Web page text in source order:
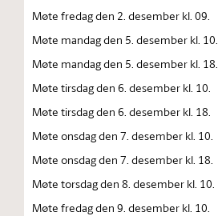
Møte fredag den 2. desember kl. 09.
Møte mandag den 5. desember kl. 10.
Møte mandag den 5. desember kl. 18.
Møte tirsdag den 6. desember kl. 10.
Møte tirsdag den 6. desember kl. 18.
Møte onsdag den 7. desember kl. 10.
Møte onsdag den 7. desember kl. 18.
Møte torsdag den 8. desember kl. 10.
Møte fredag den 9. desember kl. 10.